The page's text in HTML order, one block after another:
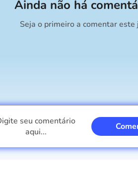
Ainda não há
Seja o primeiro a comentar este
seu comentário
aqui...